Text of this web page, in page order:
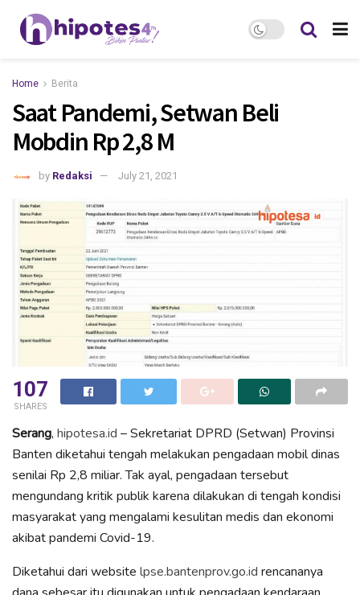
Home Berita
Saat Pandemi, Setwan Beli
Mobdin Rp 2,8 M
by Redaksi July 21, 2021
107
SHARES
Serang, hipotesa.id – Sekretariat DPRD (Setwan) Provinsi
Banten diketahui tengah melakukan pengadaan mobil dinas
senilai Rp 2,8 miliar. Tak ayal, pengadaan tersebut
mengundang kritik publik karena dilakukan di tengah kondisi
masyarakat yang mengalami kesulitan medis dan ekonomi
akibat pandemi Covid-19.
Diketahui dari website lpse.bantenprov.go.id rencananya